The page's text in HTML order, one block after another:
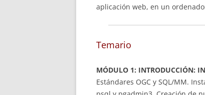
aplicación web, en un
Temario
MÓDULO 1: INTRODUCCIÓN:
Estándares OGC y SQL/MM.